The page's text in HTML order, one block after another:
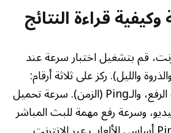
قراءة النتائج
قم بتشغيل اختبار سرعة عند
والليل). ركز على ثلاثة أرقام:
سرعة التحميل، سرعة الرفع، والـPing (الزمن). سرعة تحميل
وسرعة رفع مهمة للبث المباشر